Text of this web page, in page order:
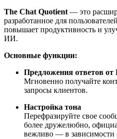
The Chat Quotient — это
разработанное для
повышает продуктивность и
ИИ.
Основные функции:
Предложения ответов
Мгновенно получайте
запросы клиентов.
Настройка тона
Перефразируйте свое
более дружелюбно,
вежливо — в зависимости